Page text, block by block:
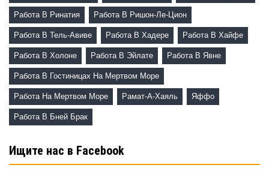
Работа В Ринатия Работа В Ришон-Ле-Цион
Работа В Тель-Авиве Работа В Хадере Работа В Хайфе
Работа В Холоне Работа В Эйлате Работа В Явне
Работа В Гостиницах На Мертвом Море
Работа На Мертвом Море Рамат-А-Хаяль Яффо
Работа В Бней Брак
Ищите нас в Facebook